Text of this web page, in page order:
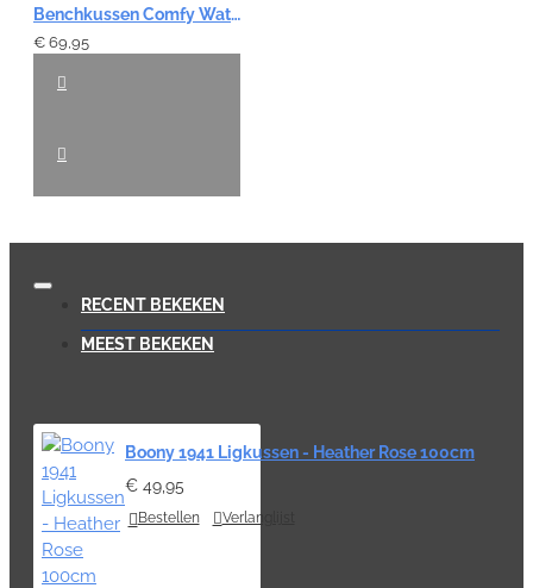
Benchkussen Comfy Waterproof - Grijs 120cm
€ 69,95
RECENT BEKEKEN
MEEST BEKEKEN
Boony 1941 Ligkussen - Heather Rose 100cm
€ 49,95
Bestellen Verlanglijst